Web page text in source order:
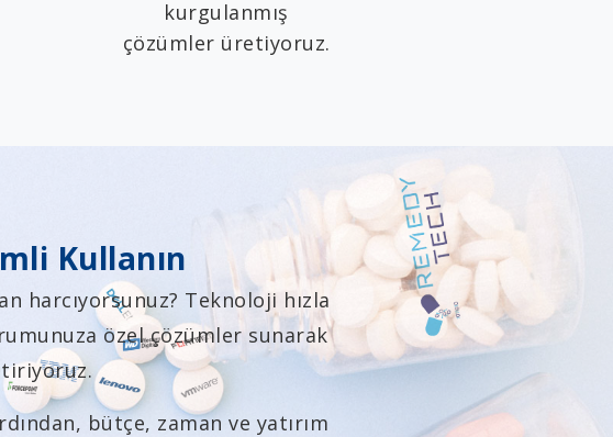
kurgulanmış
çözümler üretiyoruz.
Kullanın
harcıyorsunuz? Teknoloji hızla
özel çözümler sunarak
bütçe, zaman ve yatırım